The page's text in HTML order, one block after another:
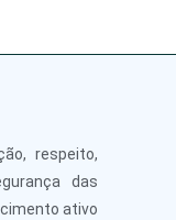
respeito,
das
ativo